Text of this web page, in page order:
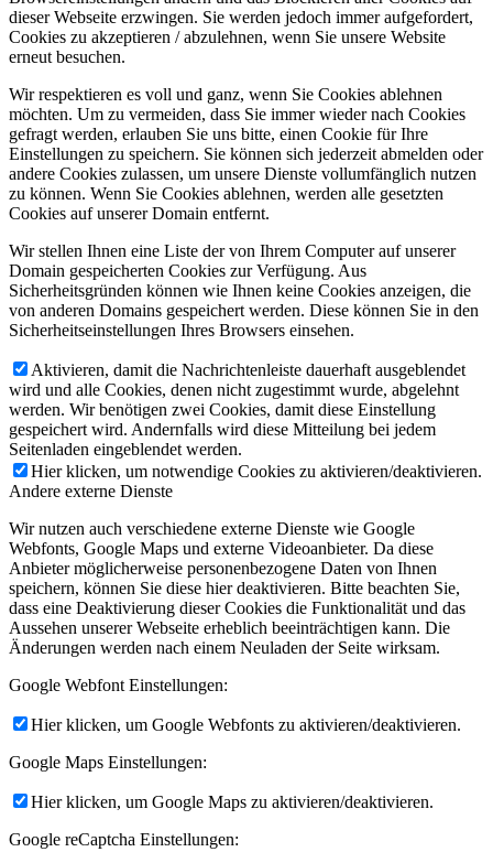
dieser Webseite erzwingen. Sie werden jedoch immer aufgefordert,
Cookies zu akzeptieren / abzulehnen, wenn Sie unsere Website
erneut besuchen.
Wir respektieren es voll und ganz, wenn Sie Cookies ablehnen
möchten. Um zu vermeiden, dass Sie immer wieder nach Cookies
gefragt werden, erlauben Sie uns bitte, einen Cookie für Ihre
Einstellungen zu speichern. Sie können sich jederzeit abmelden oder
andere Cookies zulassen, um unsere Dienste vollumfänglich nutzen
zu können. Wenn Sie Cookies ablehnen, werden alle gesetzten
Cookies auf unserer Domain entfernt.
Wir stellen Ihnen eine Liste der von Ihrem Computer auf unserer
Domain gespeicherten Cookies zur Verfügung. Aus
Sicherheitsgründen können wie Ihnen keine Cookies anzeigen, die
von anderen Domains gespeichert werden. Diese können Sie in den
Sicherheitseinstellungen Ihres Browsers einsehen.
Aktivieren, damit die Nachrichtenleiste dauerhaft ausgeblendet
wird und alle Cookies, denen nicht zugestimmt wurde, abgelehnt
werden. Wir benötigen zwei Cookies, damit diese Einstellung
gespeichert wird. Andernfalls wird diese Mitteilung bei jedem
Seitenladen eingeblendet werden.
Hier klicken, um notwendige Cookies zu aktivieren/deaktivieren.
Andere externe Dienste
Wir nutzen auch verschiedene externe Dienste wie Google
Webfonts, Google Maps und externe Videoanbieter. Da diese
Anbieter möglicherweise personenbezogene Daten von Ihnen
speichern, können Sie diese hier deaktivieren. Bitte beachten Sie,
dass eine Deaktivierung dieser Cookies die Funktionalität und das
Aussehen unserer Webseite erheblich beeinträchtigen kann. Die
Änderungen werden nach einem Neuladen der Seite wirksam.
Google Webfont Einstellungen:
Hier klicken, um Google Webfonts zu aktivieren/deaktivieren.
Google Maps Einstellungen:
Hier klicken, um Google Maps zu aktivieren/deaktivieren.
Google reCaptcha Einstellungen: